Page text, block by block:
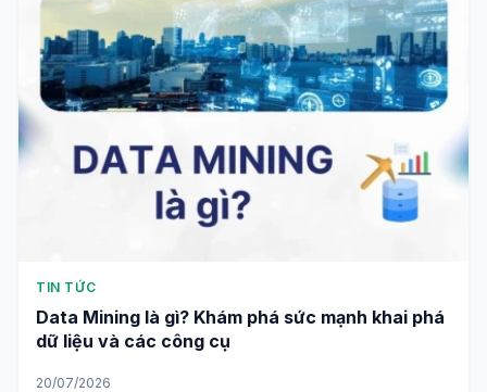
TIN TỨC
Data Mining là gì? Khám phá sức mạnh khai phá
dữ liệu và các công cụ
20/07/2026